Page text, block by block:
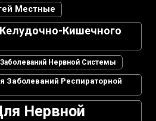
Местные
Кишечного
Нервной Системы
Заболеваний Респираторной
Нервной